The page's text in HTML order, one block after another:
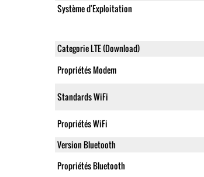
Système d'Exploitation
Categorie LTE (Download)
Propriétés Modem
Standards WiFi
Propriétés WiFi
Version Bluetooth
Propriétés Bluetooth